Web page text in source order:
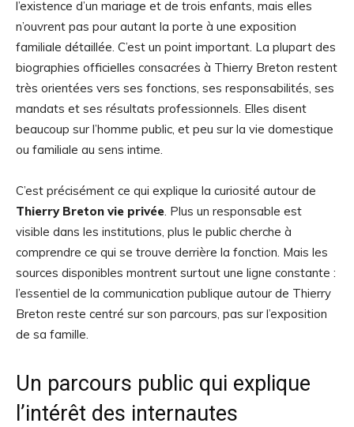
l’existence d’un mariage et de trois enfants, mais elles
n’ouvrent pas pour autant la porte à une exposition
familiale détaillée. C’est un point important. La plupart des
biographies officielles consacrées à Thierry Breton restent
très orientées vers ses fonctions, ses responsabilités, ses
mandats et ses résultats professionnels. Elles disent
beaucoup sur l’homme public, et peu sur la vie domestique
ou familiale au sens intime.
C’est précisément ce qui explique la curiosité autour de
Thierry Breton vie privée. Plus un responsable est
visible dans les institutions, plus le public cherche à
comprendre ce qui se trouve derrière la fonction. Mais les
sources disponibles montrent surtout une ligne constante :
l’essentiel de la communication publique autour de Thierry
Breton reste centré sur son parcours, pas sur l’exposition
de sa famille.
Un parcours public qui explique
l’intérêt des internautes